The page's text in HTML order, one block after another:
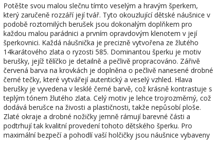
Potěšte svou malou slečnu tímto veselým a hravým šperkem,
který zaručeně rozzáří její tvář. Tyto okouzlující dětské náušnice v
podobě roztomilých berušek jsou dokonalým doplňkem pro
každou malou parádnici a prvním opravdovým klenotem v její
šperkovnici. Každá náušnička je precizně vytvořena ze žlutého
14karátového zlata o ryzosti 585. Dominantou šperku je motiv
berušky, jejíž tělíčko je detailně a pečlivě propracováno. Zářivě
červená barva na krovkách je doplněna o pečlivě nanesené drobné
černé tečky, které vytvářejí autentický a veselý vzhled. Hlava
berušky je vyvedena v lesklé černé barvě, což krásně kontrastuje s
teplým tónem žlutého zlata. Celý motiv je lehce trojrozměrný, což
dodává berušce na živosti a plastičnosti, takže nepůsobí ploše.
Zlaté okraje a drobné nožičky jemně rámují barevné části a
podtrhují tak kvalitní provedení tohoto dětského šperku. Pro
maximální bezpečí a pohodlí vaší holčičky jsou náušnice vybaveny